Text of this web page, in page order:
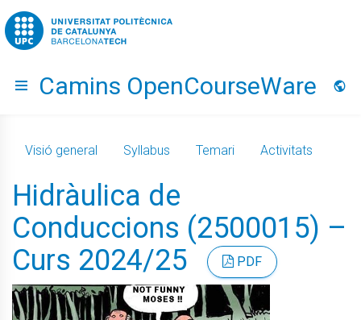
Go to upc.edu
Hide menu
Camins OpenCourseWare
Visió general Syllabus Temari Activitats
Hidràulica de
Conduccions (2500015) –
Curs 2024/25
PDF